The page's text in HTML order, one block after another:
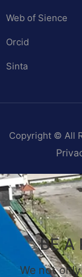
Web of Sience
Orcid
Sinta
Copyright © All
BE A
We not